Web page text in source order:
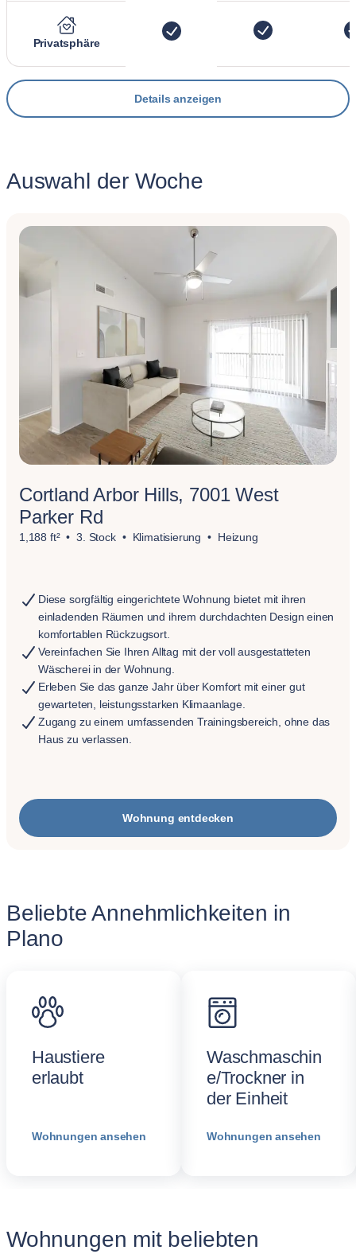
Privatsphäre
Details anzeigen
Auswahl der Woche
Cortland Arbor Hills, 7001 West
Parker Rd
1,188 ft² 3. Stock Klimatisierung Heizung
Diese sorgfältig eingerichtete Wohnung bietet mit ihren
einladenden Räumen und ihrem durchdachten Design einen
komfortablen Rückzugsort.
Vereinfachen Sie Ihren Alltag mit der voll ausgestatteten
Wäscherei in der Wohnung.
Erleben Sie das ganze Jahr über Komfort mit einer gut
gewarteten, leistungsstarken Klimaanlage.
Zugang zu einem umfassenden Trainingsbereich, ohne das
Haus zu verlassen.
Wohnung entdecken
Beliebte Annehmlichkeiten in
Plano
Haustiere
erlaubt
Wohnungen ansehen
Waschmaschin
e/Trockner in
der Einheit
Wohnungen ansehen
Wohnungen mit beliebten